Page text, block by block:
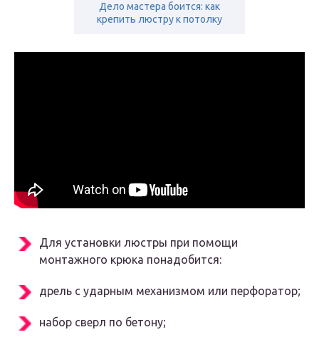
Дело мастера боится: как
крепить люстру к потолку
Для установки люстры при помощи
монтажного крюка понадобится:
дрель с ударным механизмом или перфоратор;
набор сверл по бетону;